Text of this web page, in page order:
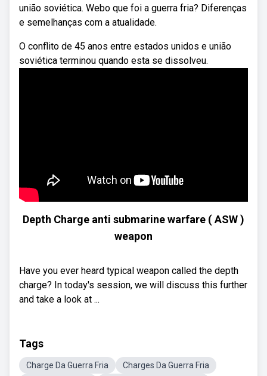
união soviética. Webo que foi a guerra fria? Diferenças
e semelhanças com a atualidade.
O conflito de 45 anos entre estados unidos e união
soviética terminou quando esta se dissolveu.
Depth Charge anti submarine warfare ( ASW )
weapon
Have you ever heard typical weapon called the depth
charge? In today's session, we will discuss this further
and take a look at ...
Tags
Charge Da Guerra Fria Charges Da Guerra Fria